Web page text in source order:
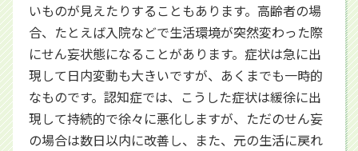
いものが見えたりすることもあります。高齢者の場
合、たとえば入院などで生活環境が突然変わった際
にせん妄状態になることがあります。症状は急に出
現して日内変動も大きいですが、あくまでも一時的
なものです。認知症では、こうした症状は緩徐に出
現して持続的で徐々に悪化しますが、ただのせん妄
の場合は数日以内に改善し、また、元の生活に戻れ